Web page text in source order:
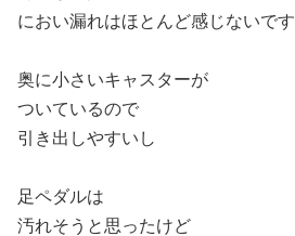
におい漏れはほとんど感じないです
奥に小さいキャスターが
ついているので
引き出しやすいし
足ペダルは
汚れそうと思ったけど